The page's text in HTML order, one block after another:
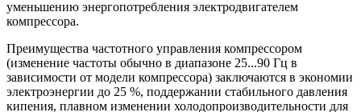
уменьшению энергопотребления электродвигателем
компрессора.
Преимущества частотного управления компрессором
(изменение частоты обычно в диапазоне 25...90 Гц в
зависимости от модели компрессора) заключаются в экономии
электроэнергии до 25 %, поддержании стабильного давления
кипения, плавном изменении холодопроизводительности для